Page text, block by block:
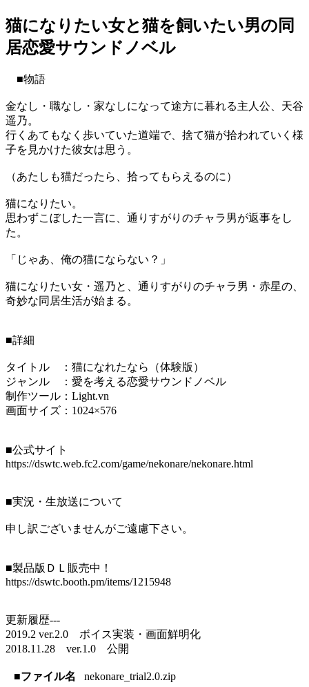
猫になりたい女と猫を飼いたい男の同
居恋愛サウンドノベル
■物語
金なし・職なし・家なしになって途方に暮れる主人公、天谷
遥乃。
行くあてもなく歩いていた道端で、捨て猫が拾われていく様
子を見かけた彼女は思う。
（あたしも猫だったら、拾ってもらえるのに）
猫になりたい。
思わずこぼした一言に、通りすがりのチャラ男が返事をし
た。
「じゃあ、俺の猫にならない？」
猫になりたい女・遥乃と、通りすがりのチャラ男・赤星の、
奇妙な同居生活が始まる。
■詳細
タイトル ：猫になれたなら（体験版）
ジャンル ：愛を考える恋愛サウンドノベル
制作ツール：Light.vn
画面サイズ：1024×576
■公式サイト
https://dswtc.web.fc2.com/game/nekonare/nekonare.html
■実況・生放送について
申し訳ございませんがご遠慮下さい。
■製品版ＤＬ販売中！
https://dswtc.booth.pm/items/1215948
更新履歴---
2019.2 ver.2.0 ボイス実装・画面鮮明化
2018.11.28 ver.1.0 公開
■ファイル名
nekonare_trial2.0.zip